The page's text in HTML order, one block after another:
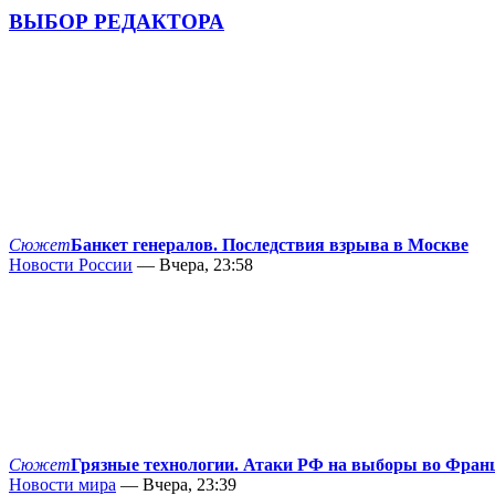
ВЫБОР РЕДАКТОРА
СюжетБанкет генералов. Последствия взрыва в Москве
Новости России — Вчера, 23:58
СюжетГрязные технологии. Атаки РФ на выборы во
Новости мира — Вчера, 23:39